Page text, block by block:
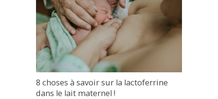
8 choses à savoir sur la lactoferrine
dans le lait maternel !